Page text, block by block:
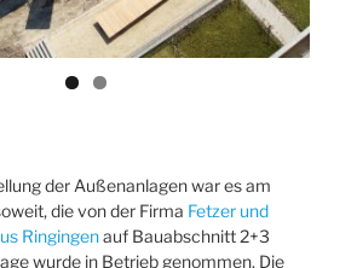
der Außenanlagen war es am
die von der Firma Fetzer und
Ringingenauf Bauabschnitt 2+3
wurde in Betrieb genommen. Die